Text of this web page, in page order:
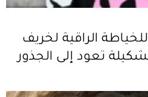
مجموعة Valentino للخياطة الراقية لخريف